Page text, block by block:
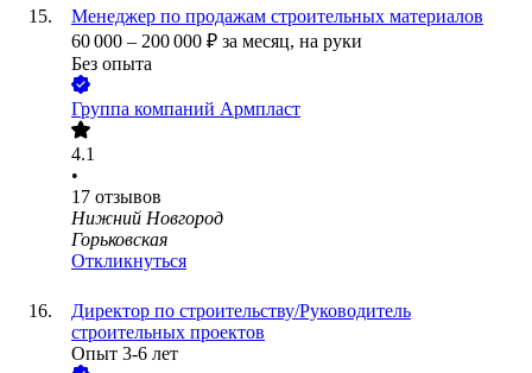
Менеджер по продажам строительных материалов
60 000 – 200 000 ₽ за месяц, на руки
Без опыта
Группа компаний Армпласт
4.1
•
17 отзывов
Нижний Новгород
Горьковская
Откликнуться
Директор по строительству/Руководитель
строительных проектов
Опыт 3-6 лет